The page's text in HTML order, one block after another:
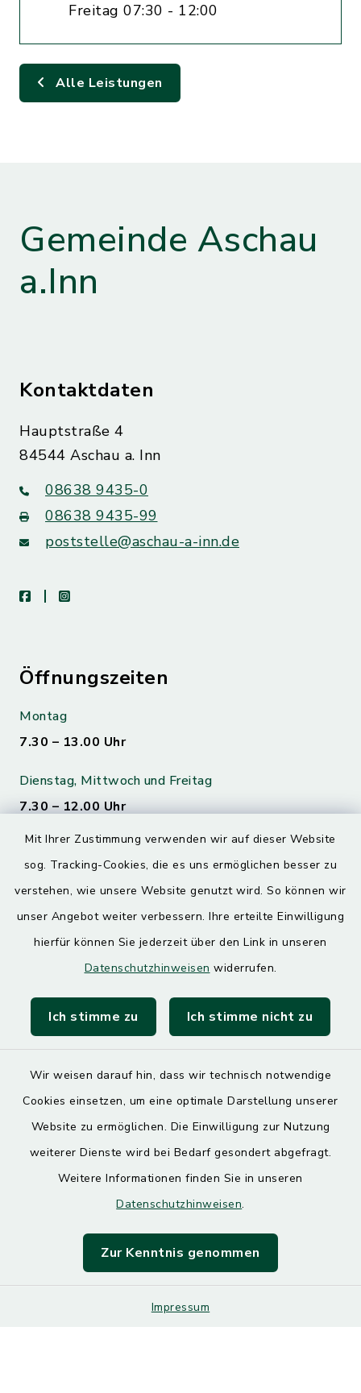
Mit Ihrer Zustimmung verwenden wir auf dieser Website
sog. Tracking-Cookies, die es uns ermöglichen besser zu
verstehen, wie unsere Website genutzt wird. So können wir
unser Angebot weiter verbessern. Ihre erteilte Einwilligung
hierfür können Sie jederzeit über den Link in unseren
Datenschutzhinweisen widerrufen.
Ich stimme zu Ich stimme nicht zu
Wir weisen darauf hin, dass wir technisch notwendige
Cookies einsetzen, um eine optimale Darstellung unserer
Website zu ermöglichen. Die Einwilligung zur Nutzung
weiterer Dienste wird bei Bedarf gesondert abgefragt.
Weitere Informationen finden Sie in unseren
Datenschutzhinweisen.
Zur Kenntnis genommen
Impressum
Freitag 07:30 - 12:00
Alle Leistungen
Gemeinde Aschau
a.Inn
Kontaktdaten
Hauptstraße 4
84544 Aschau a. Inn
08638 9435-0
08638 9435-99
poststelle@aschau-a-inn.de
facebookinstagram
Öffnungszeiten
Montag
7.30 – 13.00 Uhr
Dienstag, Mittwoch und Freitag
7.30 – 12.00 Uhr
Donnerstag
7.30 – 12.00 Uhr
13.00 – 17.30 Uhr
Quicklinks
SoNNe e. V.
Barrierefreiheit
Impressum
Sitemap